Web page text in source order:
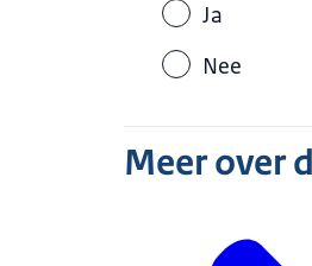
Ja
Nee
Meer over